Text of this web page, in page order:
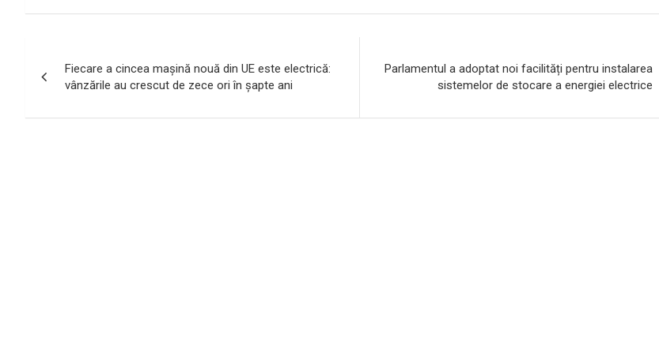
în
articole
Fiecare a cincea mașină nouă din UE este electrică:
vânzările au crescut de zece ori în șapte ani
Parlamentul a adoptat noi facilități pentru instalarea
sistemelor de stocare a energiei electrice